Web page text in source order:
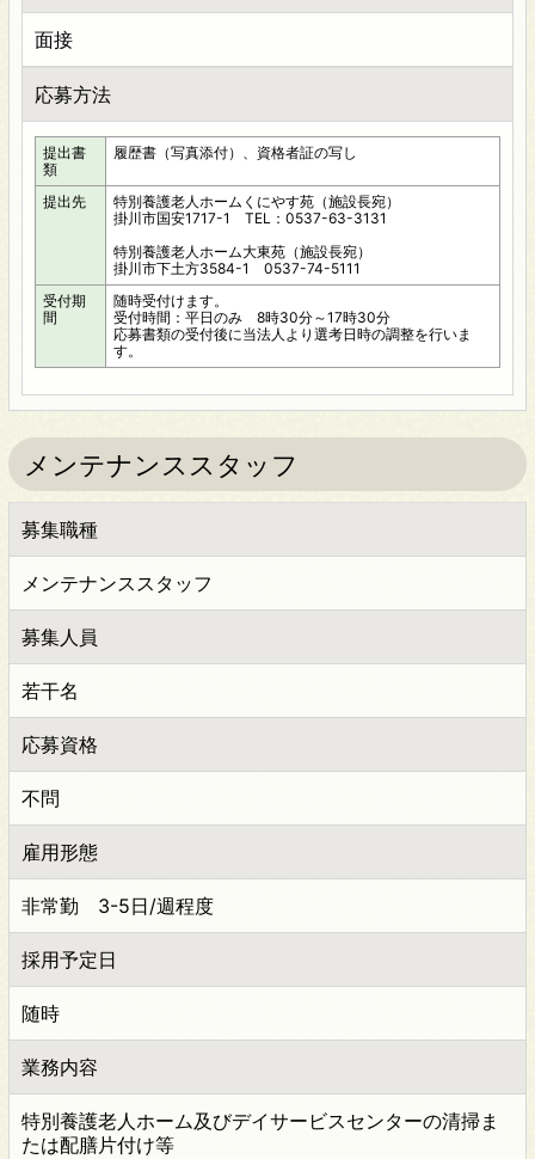
面接
応募方法
提出書
類
履歴書（写真添付）、資格者証の写し
提出先
特別養護老人ホームくにやす苑（施設長宛）
掛川市国安1717-1 TEL：0537-63-3131
特別養護老人ホーム大東苑（施設長宛）
掛川市下土方3584-1 0537-74-5111
受付期
間
随時受付けます。
受付時間：平日のみ 8時30分～17時30分
応募書類の受付後に当法人より選考日時の調整を行いま
す。
メンテナンススタッフ
募集職種
メンテナンススタッフ
募集人員
若干名
応募資格
不問
雇用形態
非常勤 3-5日/週程度
採用予定日
随時
業務内容
特別養護老人ホーム及びデイサービスセンターの清掃ま
たは配膳片付け等